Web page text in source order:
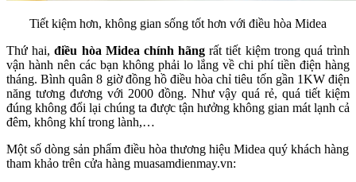
Tiết kiệm hơn, không gian sống tốt hơn với điều hòa Midea
Thứ hai,điều hòa Midea chính hãng rất tiết kiệm trong quá trình
vận hành nên các bạn không phải lo lắng về chi phí tiền điện hàng
tháng. Bình quân 8 giờ đồng hồ điều hòa chỉ tiêu tốn gần 1KW điện
năng tương đương với 2000 đồng. Như vậy quá rẻ, quá tiết kiệm
đúng không đổi lại chúng ta được tận hưởng không gian mát lạnh cả
đêm, không khí trong lành,…
Một số dòng sản phẩm điều hòa thương hiệu Midea quý khách hàng
tham khảo trên cửa hàng muasamdienmay.vn: